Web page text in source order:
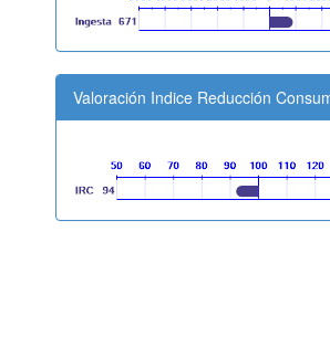
Valoración Indice Reducción